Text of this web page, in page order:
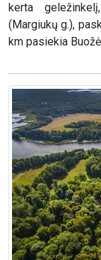
kerta
(Margiukų g.),
km pasiekia